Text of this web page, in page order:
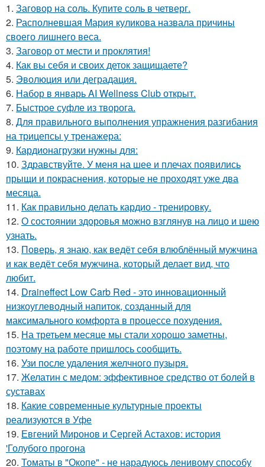
1. Заговор на соль. Купите соль в четверг.
2. Располневшая Мария куликова назвала причины
своего лишнего веса.
3. Заговор от мести и проклятия!
4. Как вы себя и своих деток защищаете?
5. Эволюция или деградация.
6. Набор в январь AI Wellness Club открыт.
7. Быстрое суфле из творога.
8. Для правильного выполнения упражнения разгибания
на трицепсы у тренажера:
9. Кардионагрузки нужны для:
10. Здравствуйте. У меня на шее и плечах появились
прыщи и покраснения, которые не проходят уже два
месяца.
11. Как правильно делать кардио - тренировку.
12. О состоянии здоровья можно взглянув на лицо и шею
узнать.
13. Поверь, я знаю, как ведёт себя влюблённый мужчина
и как ведёт себя мужчина, который делает вид, что
любит.
14. Draineffect Low Carb Red - это инновационный
низкоуглеводный напиток, созданный для
максимального комфорта в процессе похудения.
15. На третьем месяце мы стали хорошо заметны,
поэтому на работе пришлось сообщить.
16. Узи после удаления желчного пузыря.
17. Желатин с медом: эффективное средство от болей в
суставах
18. Какие современные культурные проекты
реализуются в Уфе
19. Евгений Миронов и Сергей Астахов: история
'Голубого прогона
20. Томаты в "Окопе" - не нарадуюсь ленивому способу